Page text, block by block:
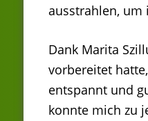
ausstrahlen, um
Dank Marita
vorbereitet
entspannt und
konnte mich zu